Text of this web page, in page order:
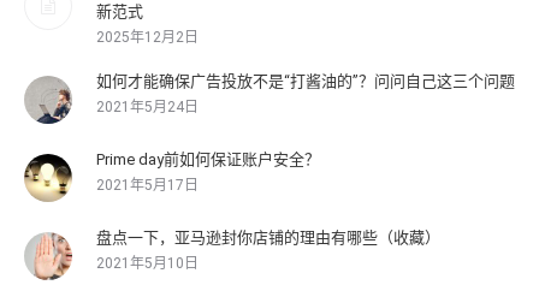
新范式
2025年12月2日
如何才能确保广告投放不是“打酱油的”？问问自己这三个问题
2021年5月24日
Prime day前如何保证账户安全？
2021年5月17日
盘点一下，亚马逊封你店铺的理由有哪些（收藏）
2021年5月10日